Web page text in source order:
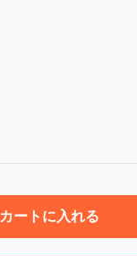
カートに入れる